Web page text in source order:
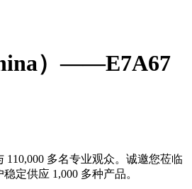
）——E7A67
多名专业观众。诚邀您莅临
定供应 1,000 多种产品。